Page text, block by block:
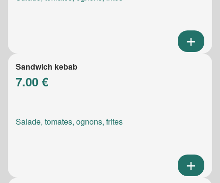
Sandwich kebab
7.00 €
Salade, tomates, ognons, frites